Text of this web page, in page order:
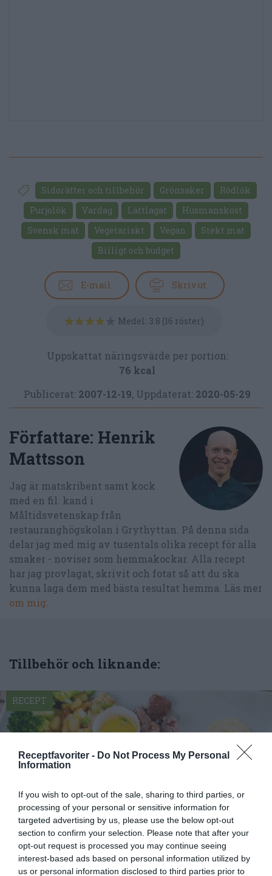
Receptfavoriter - Do Not Process My Personal
Information
If you wish to opt-out of the sale, sharing to third parties, or
processing of your personal or sensitive information for
targeted advertising by us, please use the below opt-out
section to confirm your selection. Please note that after your
opt-out request is processed you may continue seeing
interest-based ads based on personal information utilized by
us or personal information disclosed to third parties prior to
Sidorätter och tillbehör Grönsaker
Rödlök
Purjolök
Vardag Lättlagat
Husmanskost
Svensk mat
Vegetariskt Vegan
Stekt mat
Billigt och budget
E-mail Skriv ut
Medel: 3.8 (16 röster)
Uppskattat näringsvärde per portion:
76 kcal
Publicerat: 2007-12-19, Uppdaterat: 2020-05-29
Författare: Henrik
Mattsson
Jag är matskribent samt kock
med en fil. kand i
Måltidsvetenskap från
restauranghögskolan i Grythyttan. På denna sida
delar jag med mig av tusentals olika recept för alla
smaker - noviser som hemmakockar. Alla recept
har jag provlagat, skrivit och fotat så att du ska
kunna laga dem med bästa resultat hemma. Läs mer
om mig.
Tillbehör och liknande:
Biff Rydberg
RECEPT